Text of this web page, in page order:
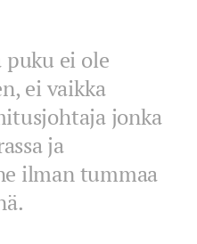
puku ei ole
ei vaikka
jonka
ja
ilman tummaa